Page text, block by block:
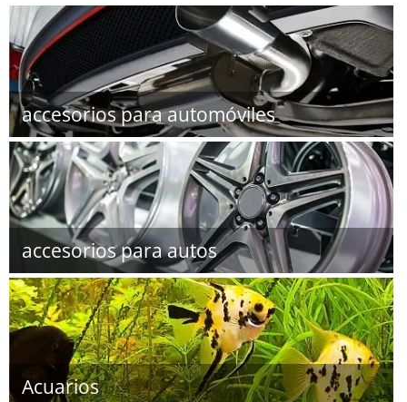
accesorios para automóviles
accesorios para autos
Acuarios